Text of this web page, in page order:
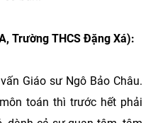
Trường THCS Đặng Xá):
Giáo sư Ngô Bảo Châu.
toán thì trước hết phải